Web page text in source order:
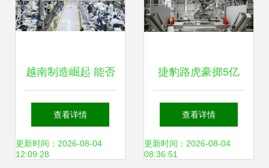
越南制造崛起 能否
成为新的“世界工
厂”？对文艺创作服
查看详情
更新时间：2026-08-04
12:09:28
捷豹路虎豪掷5亿
英镑，Halewood工
厂电动化转型启航
查看详情
更新时间：2026-08-04
08:36:51